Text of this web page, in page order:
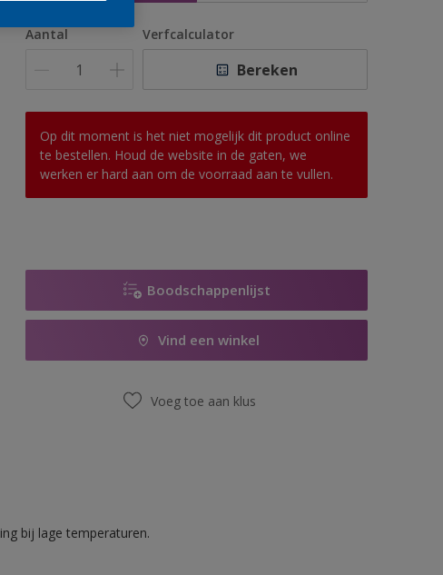
Aantal Verfcalculator
Bereken
Op dit moment is het niet mogelijk dit product online
te bestellen. Houd de website in de gaten, we
werken er hard aan om de voorraad aan te vullen.
Boodschappenlijst
Vind een winkel
Voeg toe aan klus
bij lage temperaturen.